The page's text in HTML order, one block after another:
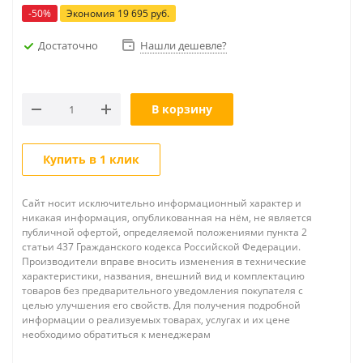
-50% Экономия 19 695 руб.
Достаточно Нашли дешевле?
В корзину
Купить в 1 клик
Сайт носит исключительно информационный характер и
никакая информация, опубликованная на нём, не является
публичной офертой, определяемой положениями пункта 2
статьи 437 Гражданского кодекса Российской Федерации.
Производители вправе вносить изменения в технические
характеристики, названия, внешний вид и комплектацию
товаров без предварительного уведомления покупателя с
целью улучшения его свойств. Для получения подробной
информации о реализуемых товарах, услугах и их цене
необходимо обратиться к менеджерам